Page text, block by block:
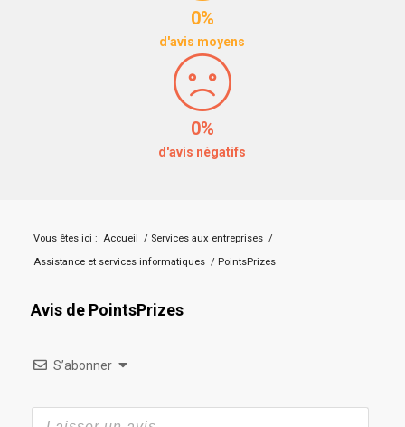
0%
d'avis moyens
0%
d'avis négatifs
Vous êtes ici : Accueil / Services aux entreprises /
Assistance et services informatiques / PointsPrizes
Avis de PointsPrizes
S’abonner